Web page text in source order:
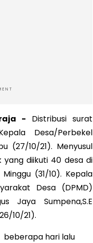
- Distribusi surat
Desa/Perbekel
(27/10/21). Menyusul
yang diikuti 40 desa di
(31/10). Kepala
Desa (DPMD)
Jaya Sumpena,S.E
10/21).
beberapa hari lalu